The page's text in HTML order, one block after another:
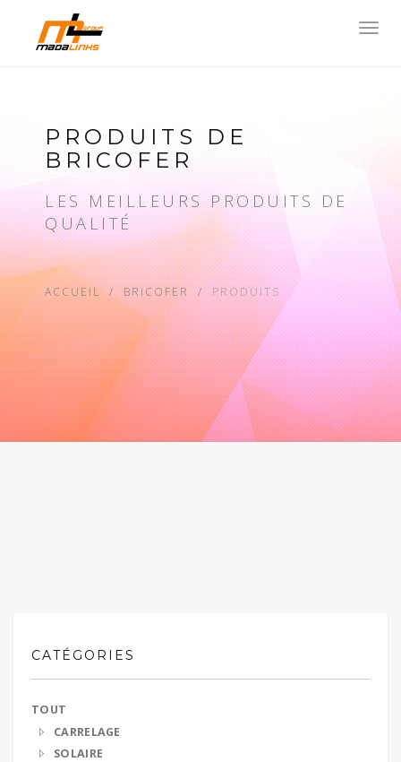
PRODUITS DE
BRICOFER
LES MEILLEURS PRODUITS DE
QUALITÉ
ACCUEIL BRICOFER PRODUITS
CATÉGORIES
TOUT
CARRELAGE
SOLAIRE